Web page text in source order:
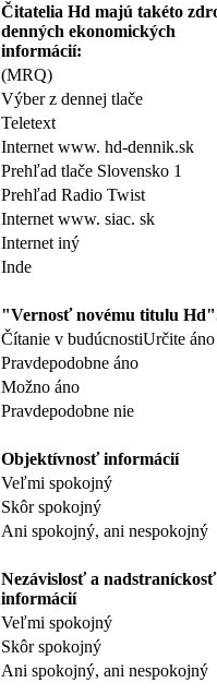
Čitatelia Hd majú takéto
denných ekonomických
informácií:
(MRQ)
Výber z dennej tlače
Teletext
Internet www. hd-dennik.sk
Prehľad tlače Slovensko 1
Prehľad Radio Twist
Internet www. siac. sk
Internet iný
Inde
"Vernosť novému titulu
Čítanie v budúcnostiUrčite áno
Pravdepodobne áno
Možno áno
Pravdepodobne nie
Objektívnosť informácií
Veľmi spokojný
Skôr spokojný
Ani spokojný, ani nespokojný
Nezávislosť a nadstraníckosť
informácií
Veľmi spokojný
Skôr spokojný
Ani spokojný, ani nespokojný